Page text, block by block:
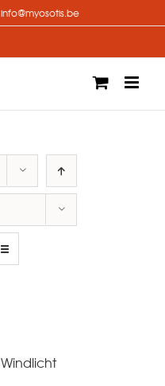
info@myosotis.be
Windlicht